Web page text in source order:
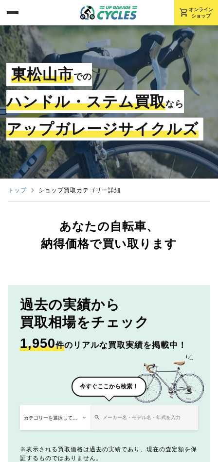
shopping_cart オンライン
ショップ
東松山市での
ハンドル・ステム買取なら
アップガレージサイクルズ
トップ ショップ買取カテゴリー詳細
あなたの自転車、
納得価格で買い取ります
過去の実績から
買取相場をチェック
1,950件のリアルな買取実績を掲載中！
今すぐここから検索！
表示される買取価格は過去の実績であり、現在の査定額を保
証するものではありません。